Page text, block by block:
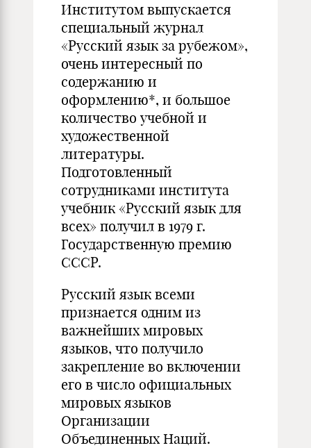
Институтом выпускается
специальный журнал
«Русский язык за рубежом»,
очень интересный по
содержанию и
оформлению*, и большое
количество учебной и
художественной
литературы.
Подготовленный
сотрудниками института
учебник «Русский язык для
всех» получил в 1979 г.
Государственную премию
СССР.
Русский язык всеми
признается одним из
важнейших мировых
языков, что получило
закрепление во включении
его в число официальных
мировых языков
Организации
Объединенных Наций.